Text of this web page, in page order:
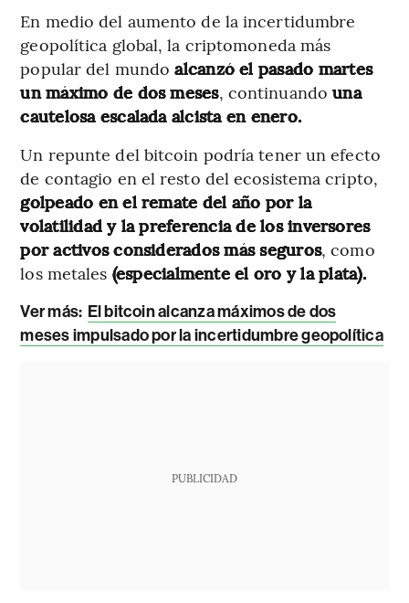
En medio del aumento de la incertidumbre
geopolítica global, la criptomoneda más
popular del mundo alcanzó el pasado martes
un máximo de dos meses, continuandouna
cautelosa escalada alcista en enero.
Un repunte del bitcoin podría tener un efecto
de contagio en el resto del ecosistema cripto,
golpeado en el remate del año por la
volatilidad y la preferencia de los inversores
por activos considerados más seguros, como
los metales (especialmente el oro y la plata).
Ver más: El bitcoin alcanza máximos de dos
meses impulsado por la incertidumbre geopolítica
PUBLICIDAD